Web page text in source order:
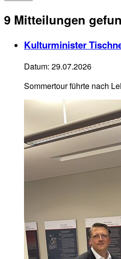
9 Mitteilungen
Kulturminister
Datum: 29.07.2026
Sommertour führte nach